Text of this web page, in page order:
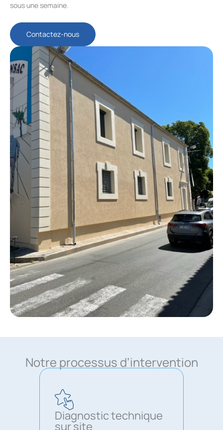
sous une semaine.
Contactez-nous
Notre processus d’intervention
Diagnostic technique
sur site